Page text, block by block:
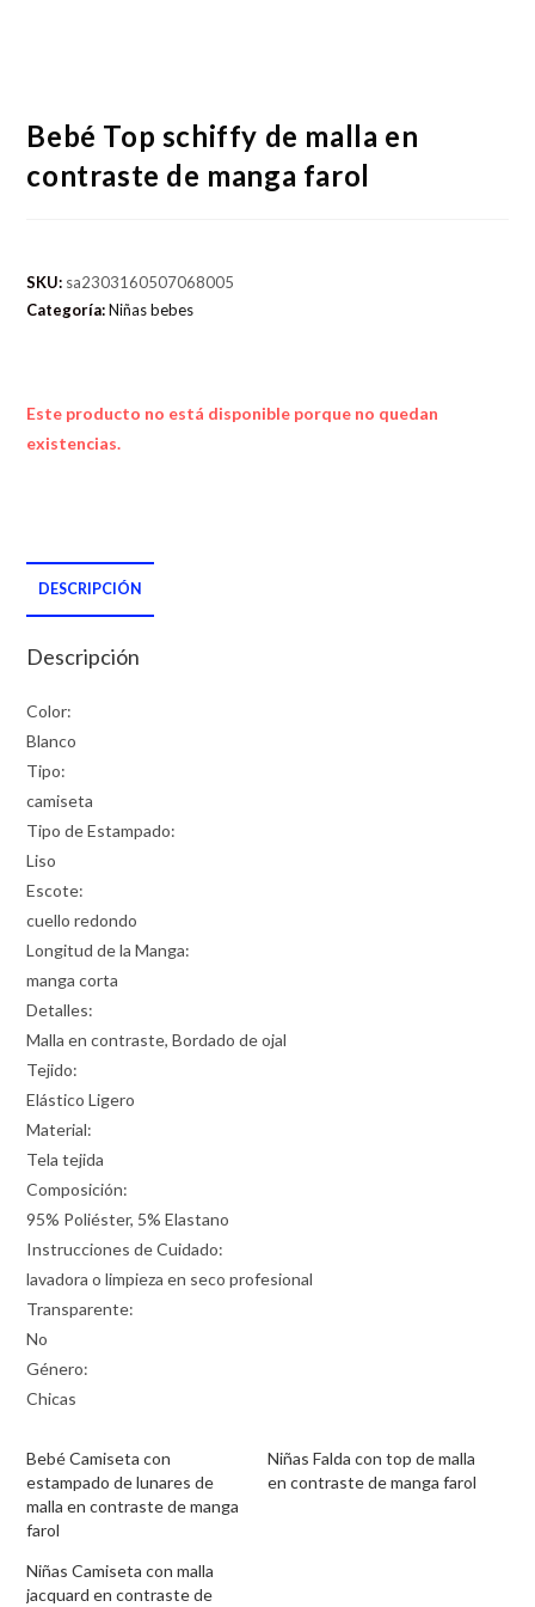
Bebé Top schiffy de malla en
contraste de manga farol
SKU: sa2303160507068005
Categoría:Niñas bebes
Este producto no está disponible porque no quedan
existencias.
DESCRIPCIÓN
Descripción
Color:
Blanco
Tipo:
camiseta
Tipo de Estampado:
Liso
Escote:
cuello redondo
Longitud de la Manga:
manga corta
Detalles:
Malla en contraste, Bordado de ojal
Tejido:
Elástico Ligero
Material:
Tela tejida
Composición:
95% Poliéster, 5% Elastano
Instrucciones de Cuidado:
lavadora o limpieza en seco profesional
Transparente:
No
Género:
Chicas
Bebé Camiseta con
estampado de lunares de
malla en contraste de manga
farol
Niñas Falda con top de malla
en contraste de manga farol
Niñas Camiseta con malla
jacquard en contraste de